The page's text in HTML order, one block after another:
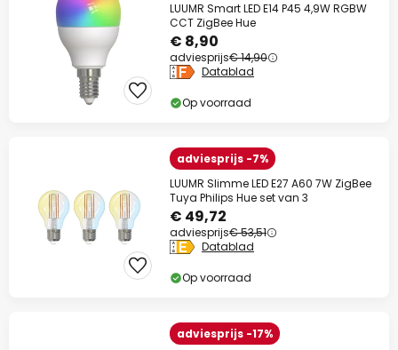
LUUMR Smart LED E14 P45 4,9W RGBW
CCT ZigBee Hue
€ 8,90
adviesprijs€ 14,90
Datablad
Op voorraad
adviesprijs -7%
LUUMR Slimme LED E27 A60 7W ZigBee
Tuya Philips Hue set van 3
€ 49,72
adviesprijs€ 53,51
Datablad
Op voorraad
adviesprijs -17%